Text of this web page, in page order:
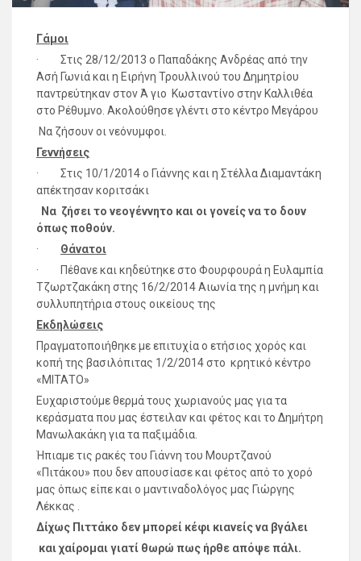
Γάμοι
· Στις 28/12/2013 ο Παπαδάκης Ανδρέας από την
Ασή Γωνιά και η Ειρήνη Τρουλλινού του Δημητρίου
παντρεύτηκαν στον Ά γιο Κωσταντίνο στην Καλλιθέα
στο Ρέθυμνο. Ακολούθησε γλέντι στο κέντρο Μεγάρου
Να ζήσουν οι νεόνυμφοι.
Γεννήσεις
· Στις 10/1/2014 ο Γιάννης και η Στέλλα Διαμαντάκη
απέκτησαν κοριτσάκι
Να ζήσει το νεογέννητο και οι γονείς να το δουν
όπως ποθούν.
· Θάνατοι
· Πέθανε και κηδεύτηκε στο Φουρφουρά η Ευλαμπία
Τζωρτζακάκη στης 16/2/2014 Αιωνία της η μνήμη και
συλλυπητήρια στους οικείους της
Εκδηλώσεις
Πραγματοποιήθηκε με επιτυχία ο ετήσιος χορός και
κοπή της βασιλόπιτας 1/2/2014 στο κρητικό κέντρο
«ΜΙΤΑΤΟ»
Ευχαριστούμε θερμά τους χωριανούς μας για τα
κεράσματα που μας έστειλαν και φέτος και το Δημήτρη
Μανωλακάκη για τα παξιμάδια.
Ήπιαμε τις ρακές του Γιάννη του Μουρτζανού
«Πιτάκου» που δεν απουσίασε και φέτος από το χορό
μας όπως είπε και ο μαντιναδολόγος μας Γιώργης
Λέκκας .
Δίχως Πιττάκο δεν μπορεί κέφι κιανείς να βγάλει
και χαίρομαι γιατί θωρώ πως ήρθε απόψε πάλι.